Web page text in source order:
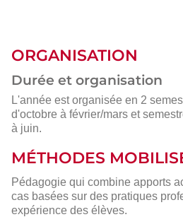
ORGANISATION
Durée et organisation
L'année est organisée en 2
d'octobre à février/mars et
à juin.
MÉTHODES
Pédagogie qui combine apports
cas basées sur des pratiques
expérience des élèves.